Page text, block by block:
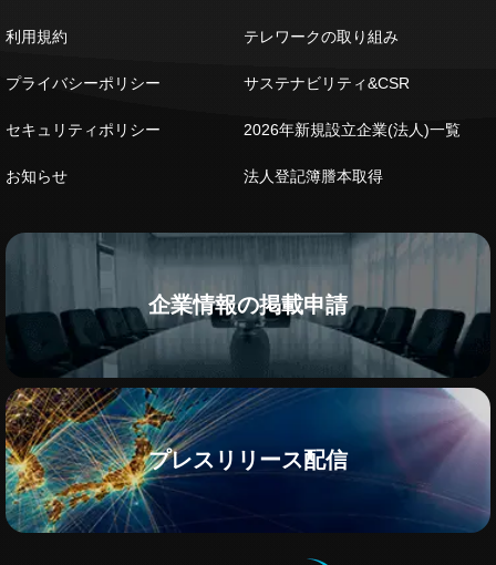
利用規約
プライバシーポリシー
セキュリティポリシー
お知らせ
テレワークの取り組み
サステナビリティ&CSR
2026年新規設立企業(法人)一覧
法人登記簿謄本取得
企業情報の掲載申請
プレスリリース配信